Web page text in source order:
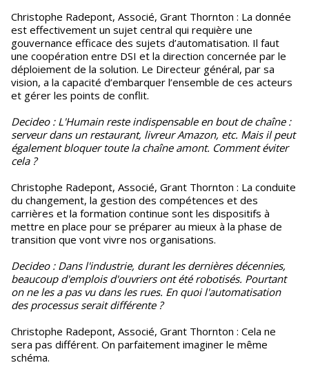
Christophe Radepont, Associé, Grant Thornton : La donnée
est effectivement un sujet central qui requière une
gouvernance efficace des sujets d’automatisation. Il faut
une coopération entre DSI et la direction concernée par le
déploiement de la solution. Le Directeur général, par sa
vision, a la capacité d’embarquer l’ensemble de ces acteurs
et gérer les points de conflit.
Decideo : L'Humain reste indispensable en bout de chaîne :
serveur dans un restaurant, livreur Amazon, etc. Mais il peut
également bloquer toute la chaîne amont. Comment éviter
cela ?
Christophe Radepont, Associé, Grant Thornton : La conduite
du changement, la gestion des compétences et des
carrières et la formation continue sont les dispositifs à
mettre en place pour se préparer au mieux à la phase de
transition que vont vivre nos organisations.
Decideo : Dans l'industrie, durant les dernières décennies,
beaucoup d'emplois d'ouvriers ont été robotisés. Pourtant
on ne les a pas vu dans les rues. En quoi l'automatisation
des processus serait différente ?
Christophe Radepont, Associé, Grant Thornton : Cela ne
sera pas différent. On parfaitement imaginer le même
schéma.